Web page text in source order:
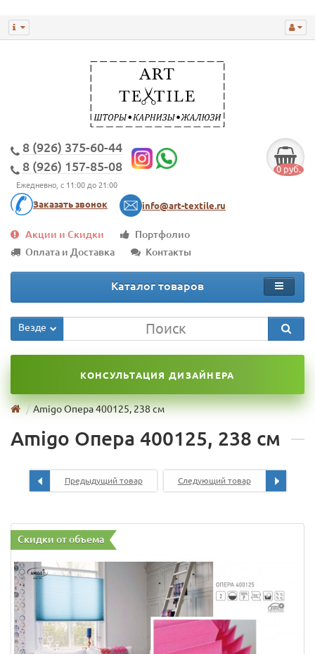
8 (926) 375-60-44
8 (926) 157-85-08
Ежедневно, с 11:00 до 21:00
Заказать звонок info@art-textile.ru
0 руб.
Акции и Скидки
Портфолио
Оплата и Доставка
Контакты
Каталог товаров
Везде
КОНСУЛЬТАЦИЯ ДИЗАЙНЕРА
Amigo Опера 400125, 238 см
Amigo Опера 400125, 238 см
Предыдущий товар Следующий товар
Скидки от объема